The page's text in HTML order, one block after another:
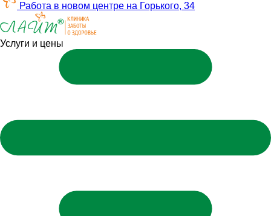
Работа в новом центре на Горького, 34
Услуги и цены